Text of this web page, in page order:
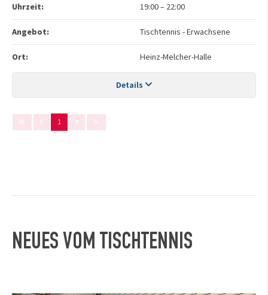
Uhrzeit: 19:00– 22:00
Angebot: Tischtennis - Erwachsene
Ort: Heinz-Melcher-Halle
Details
1
NEUES VOM TISCHTENNIS